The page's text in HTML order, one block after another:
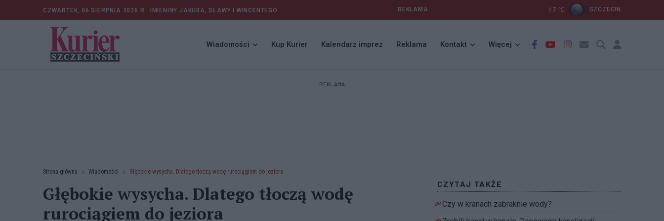
CZWARTEK, 06 SIERPNIA 2026 R. IMIENINY JAKUBA, SŁAWY I WINCENTEGO REKLAMA 17 ℃ SZCZECIN
Wiadomości Kup Kurier Kalendarz imprez Reklama Kontakt Więcej
REKLAMA
Strona główna Wiadomości Głębokie wysycha. Dlatego tłoczą wodę rurociągiem do jeziora
Głębokie wysycha. Dlatego tłoczą wodę
rurociągiem do jeziora
CZYTAJ TAKŻE
Czy w kranach zabraknie wody?